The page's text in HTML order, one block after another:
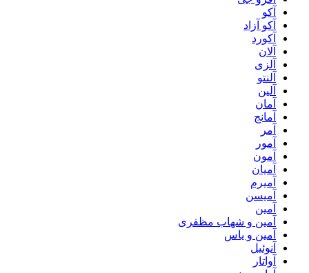
آکو
آکو آزاد
آکورد
آلان
آلزی
آلنتو
آلین
آمان
آمانج
آمر
آمور
آمون
آمیان
آمیرم
آمیسن
آمین
آمین و شهاب مظفری
آمین و یاس
آنوئیل
آواتار